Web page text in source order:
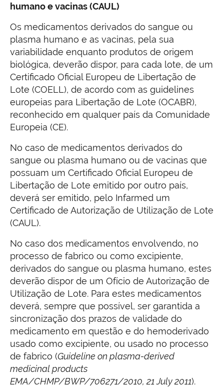
humano e vacinas (CAUL)
Os medicamentos derivados do sangue ou
plasma humano e as vacinas, pela sua
variabilidade enquanto produtos de origem
biológica, deverão dispor, para cada lote, de um
Certificado Oficial Europeu de Libertação de
Lote (COELL), de acordo com as guidelines
europeias para Libertação de Lote (OCABR),
reconhecido em qualquer país da Comunidade
Europeia (CE).
No caso de medicamentos derivados do
sangue ou plasma humano ou de vacinas que
possuam um Certificado Oficial Europeu de
Libertação de Lote emitido por outro país,
deverá ser emitido, pelo Infarmed um
Certificado de Autorização de Utilização de Lote
(CAUL).
No caso dos medicamentos envolvendo, no
processo de fabrico ou como excipiente,
derivados do sangue ou plasma humano, estes
deverão dispor de um Ofício de Autorização de
Utilização de Lote. Para estes medicamentos
deverá, sempre que possível, ser garantida a
sincronização dos prazos de validade do
medicamento em questão e do hemoderivado
usado como excipiente, ou usado no processo
de fabrico (Guideline on plasma-derived
medicinal products
EMA/CHMP/BWP/706271/2010, 21 July 2011).